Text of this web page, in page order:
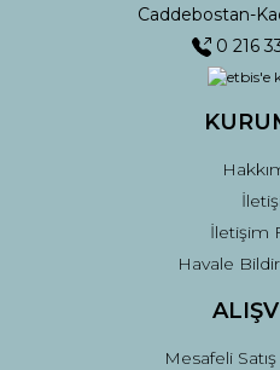
Caddebostan-
0 216
İletişim
Havale
Mesafeli